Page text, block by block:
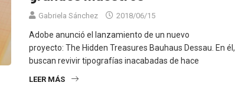
Gabriela Sánchez 2018/06/15
Adobe anunció el lanzamiento de un nuevo
proyecto: The Hidden Treasures Bauhaus Dessau. En él,
buscan revivir tipografías inacabadas de hace
LEER MÁS